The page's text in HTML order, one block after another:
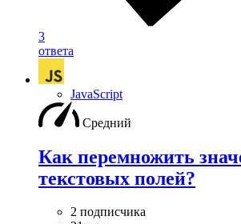
3
ответа
JavaScript
Средний
Как перемножить
текстовых полей?
2 подписчика